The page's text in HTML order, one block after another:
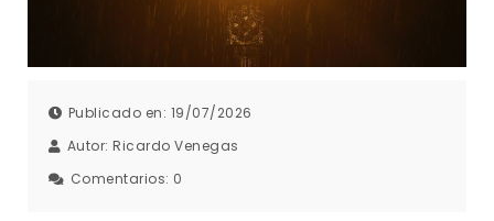
Publicado en: 19/07/2026
Autor: Ricardo Venegas
Comentarios: 0